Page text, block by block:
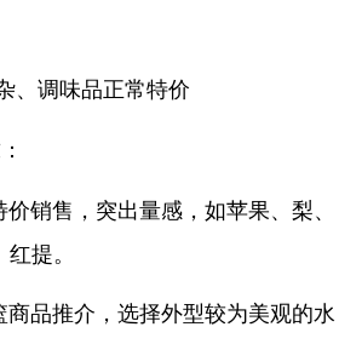
、调味品正常特价
销售，突出量感，如苹果、梨、
提。
商品推介，选择外型较为美观的水